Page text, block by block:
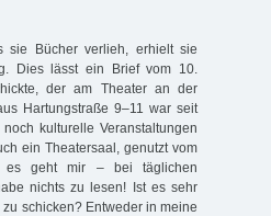
sie Bücher verlieh, erhielt sie
Dies lässt ein Brief vom 10.
der am Theater an der
Hartungstraße 9–11 war seit
kulturelle Veranstaltungen
ein Theatersaal, genutzt vom
es geht mir – bei täglichen
nichts zu lesen! Ist es sehr
schicken? Entweder in meine